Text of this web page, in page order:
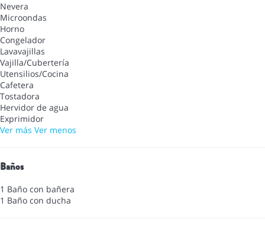
Nevera
Microondas
Horno
Congelador
Lavavajillas
Vajilla/Cubertería
Utensilios/Cocina
Cafetera
Tostadora
Hervidor de agua
Exprimidor
Ver más Ver menos
Baños
1 Baño con bañera
1 Baño con ducha